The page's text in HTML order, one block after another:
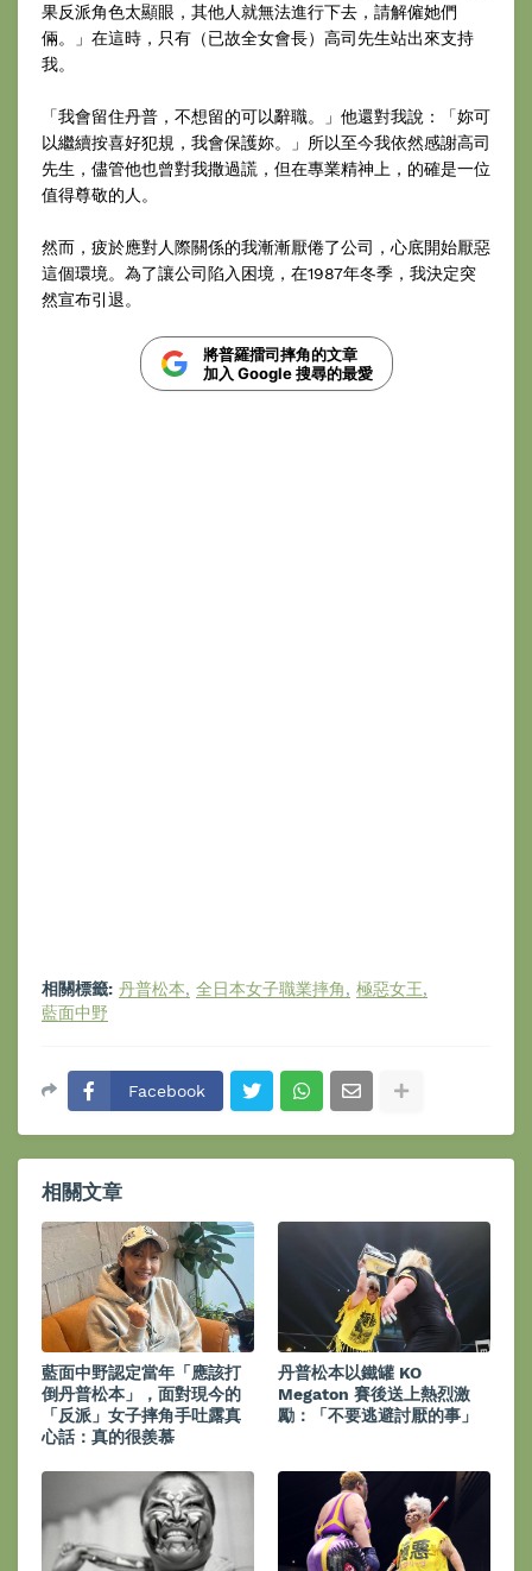
果反派角色太顯眼，其他人就無法進行下去，請解僱她們
倆。」在這時，只有（已故全女會長）高司先生站出來支持
我。
「我會留住丹普，不想留的可以辭職。」他還對我說：「妳可
以繼續按喜好犯規，我會保護妳。」所以至今我依然感謝高司
先生，儘管他也曾對我撒過謊，但在專業精神上，的確是一位
值得尊敬的人。
然而，疲於應對人際關係的我漸漸厭倦了公司，心底開始厭惡
這個環境。為了讓公司陷入困境，在1987年冬季，我決定突
然宣布引退。
將普羅擂司摔角的文章
加入 Google 搜尋的最愛
相關標籤: 丹普松本 全日本女子職業摔角
極惡女王
藍面中野
Facebook
相關文章
藍面中野認定當年「應該打
倒丹普松本」，面對現今的
「反派」女子摔角手吐露真
心話：真的很羨慕
丹普松本以鐵罐 KO
Megaton 賽後送上熱烈激
勵：「不要逃避討厭的事」